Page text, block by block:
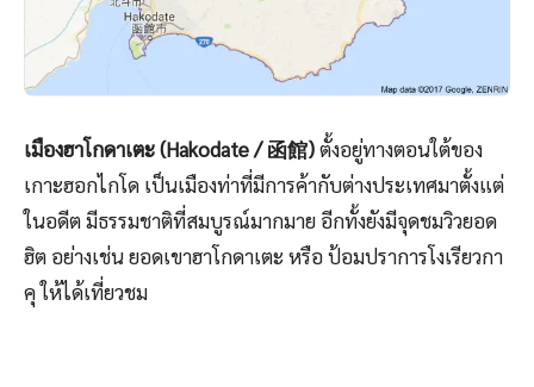
เมืองฮาโกดาเตะ (Hakodate / 函館)ตั้งอยู่ทางตอนใต้ของ
เกาะฮอกไกโด เป็นเมืองท่าที่มีการค้ากับต่างประเทศมาตั้งแต่
ในอดีต มีธรรมชาติที่สมบูรณ์มากมาย อีกทั้งยังมีจุดชมวิวยอด
ฮิต อย่างเช่น ยอดเขาฮาโกดาเตะ หรือ ป้อมปราการโงเรียวกา
คุ ให้ได้เที่ยวชม